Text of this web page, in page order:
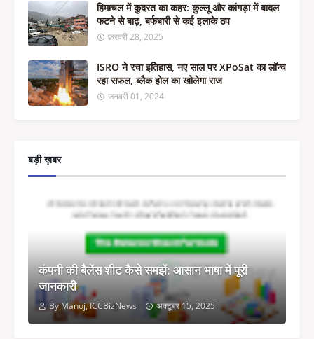
हिमाचल में कुदरत का कहर: कुल्लू और कांगड़ा में बादल
फटने से बाढ़, बर्फबारी से कई इलाके ठप
फ़रवरी 28, 2025
ISRO ने रचा इतिहास, नए साल पर XPoSat का लॉन्च
रहा सफल, ब्लैक होल का खोलेगा राज
जनवरी 01, 2024
बड़ी ख़बर
कंपनी की बैलेंस शीट कैसे समझें: आसान भाषा में पूरी
जानकारी
By Manoj, ICCBizNews अक्टूबर 15, 2025